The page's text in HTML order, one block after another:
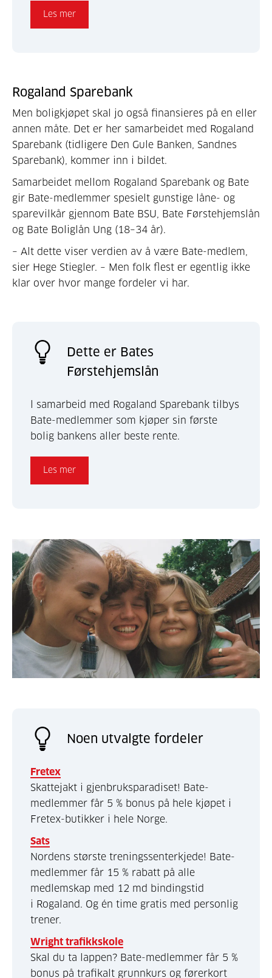
Les mer
Rogaland Sparebank
Men boligkjøpet skal jo også finansieres på en eller
annen måte. Det er her samarbeidet med Rogaland
Sparebank (tidligere Den Gule Banken, Sandnes
Sparebank), kommer inn i bildet.
Samarbeidet mellom Rogaland Sparebank og Bate
gir Bate-medlemmer spesielt gunstige låne- og
sparevilkår gjennom Bate BSU, Bate Førstehjemslån
og Bate Boliglån Ung (18–34 år).
– Alt dette viser verdien av å være Bate-medlem,
sier Hege Stiegler. – Men folk flest er egentlig ikke
klar over hvor mange fordeler vi har.
Dette er Bates
Førstehjemslån
l samarbeid med Rogaland Sparebank tilbys
Bate-medlemmer som kjøper sin første
bolig bankens aller beste rente.
Les mer
Noen utvalgte fordeler
Fretex
Skattejakt i gjenbruksparadiset! Bate-
medlemmer får 5 % bonus på hele kjøpet i
Fretex-butikker i hele Norge.
Sats
Nordens største treningssenterkjede! Bate-
medlemmer får 15 % rabatt på alle
medlemskap med 12 md bindingstid
i Rogaland. Og én time gratis med personlig
trener.
Wright trafikkskole
Skal du ta lappen? Bate-medlemmer får 5 %
bonus på trafikalt grunnkurs og førerkort